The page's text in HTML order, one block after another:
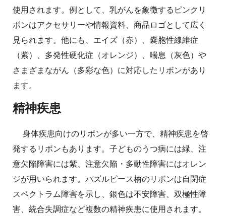
使用されます。例として、乳がんを象徴するピンクリ
ボンはアクセサリーや情報資料、商品ロゴとして広く
見られます。他にも、エイズ（赤）、嚢胞性線維症
（紫）、多発性硬化症（オレンジ）、喘息（灰色）や
さまざまながん（多彩な色）に対応したリボンがあり
ます。
精神疾患
身体疾患向けのリボンが多い一方で、精神疾患を啓
発するリボンもあります。子どものうつ病には緑、注
意欠陥障害には紫、注意欠陥・多動性障害にはオレン
ジが用いられます。パズルピース柄のリボンは自閉症
スペクトラム障害を示し、銀色は不安障害、双極性障
害、統合失調症など複数の精神疾患に使用されます。